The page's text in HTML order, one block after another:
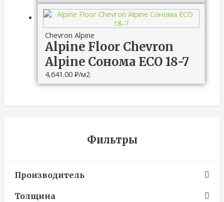
Chevron Alpine
Alpine Floor Chevron
Alpine Сонома ECO 18-7
4,641.00 ₽/м2
Фильтры
Производитель
Толщина